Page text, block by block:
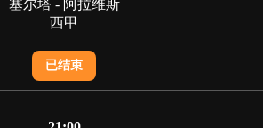
塞尔塔 - 阿拉维斯
西甲
已结束